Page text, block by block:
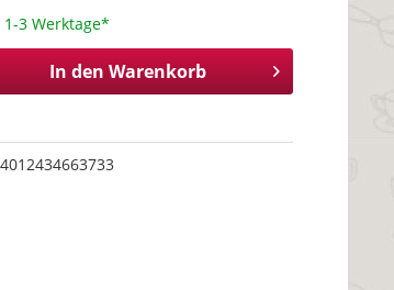
3 Werktage*
In den Warenkorb